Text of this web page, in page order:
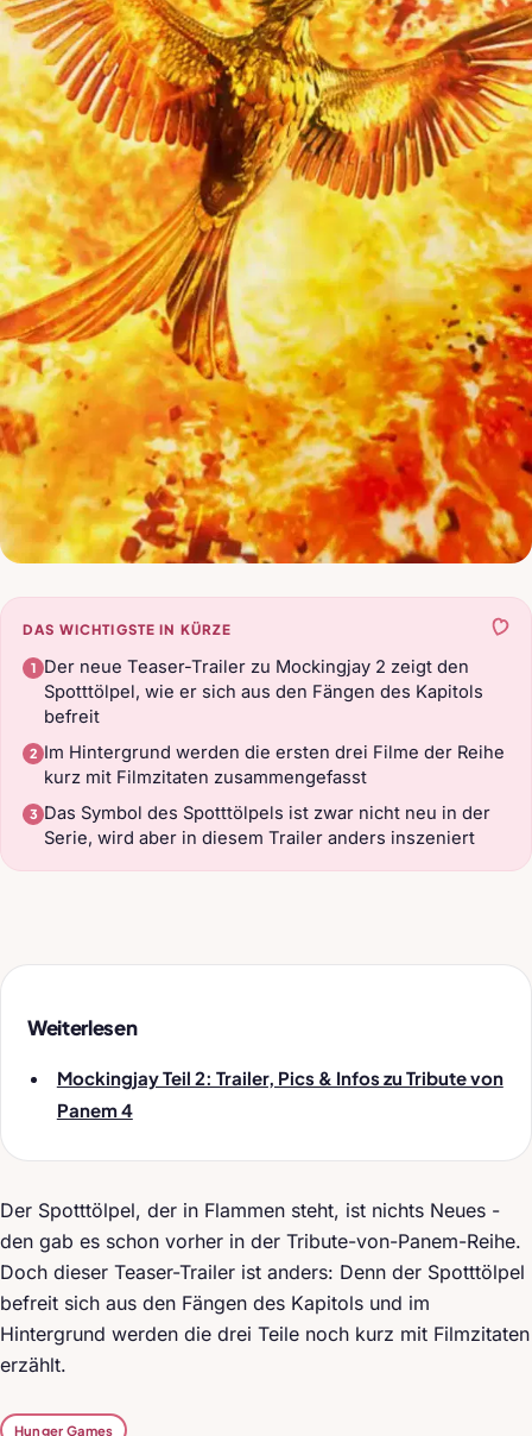
DAS WICHTIGSTE IN KÜRZE
Der neue Teaser-Trailer zu Mockingjay 2 zeigt den
Spotttölpel, wie er sich aus den Fängen des Kapitols
befreit
Im Hintergrund werden die ersten drei Filme der Reihe
kurz mit Filmzitaten zusammengefasst
Das Symbol des Spotttölpels ist zwar nicht neu in der
Serie, wird aber in diesem Trailer anders inszeniert
Weiterlesen
Mockingjay Teil 2: Trailer, Pics & Infos zu Tribute von
Panem 4
Der Spotttölpel, der in Flammen steht, ist nichts Neues -
den gab es schon vorher in der Tribute-von-Panem-Reihe.
Doch dieser Teaser-Trailer ist anders: Denn der Spotttölpel
befreit sich aus den Fängen des Kapitols und im
Hintergrund werden die drei Teile noch kurz mit Filmzitaten
erzählt.
Hunger Games